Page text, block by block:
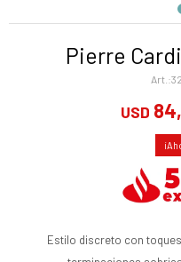
Pierre
USD
Estilo discreto con